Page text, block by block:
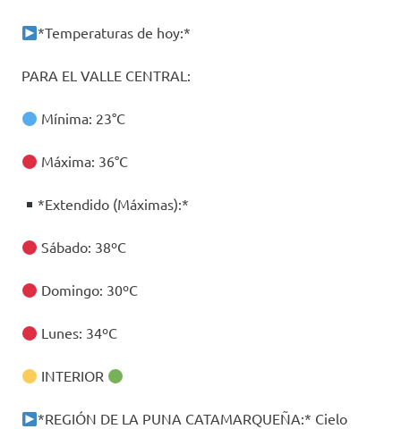
*Temperaturas de hoy:*
PARA EL VALLE CENTRAL:
Mínima: 23°C
Máxima: 36°C
*Extendido (Máximas):*
Sábado: 38ºC
Domingo: 30ºC
Lunes: 34ºC
INTERIOR
*REGIÓN DE LA PUNA CATAMARQUEÑA:* Cielo